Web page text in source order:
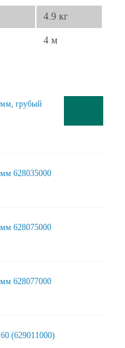
4.9 кг
4 м
грубый
628035000
628075000
628077000
(629011000)